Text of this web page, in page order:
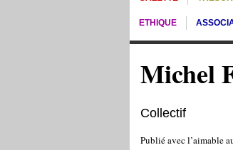
ETHIQUE
Michel
Collectif
Publié avec l’aimable